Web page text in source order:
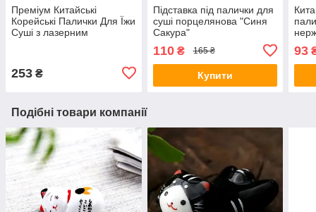
Преміум Китайські
Корейські Палички Для Їжи
Суші з лазерним
253 ₴
Підставка під палички для
суші порцелянова "Синя
Сакура"
110₴ 165 ₴
Купити
93
Подібні товари компанії